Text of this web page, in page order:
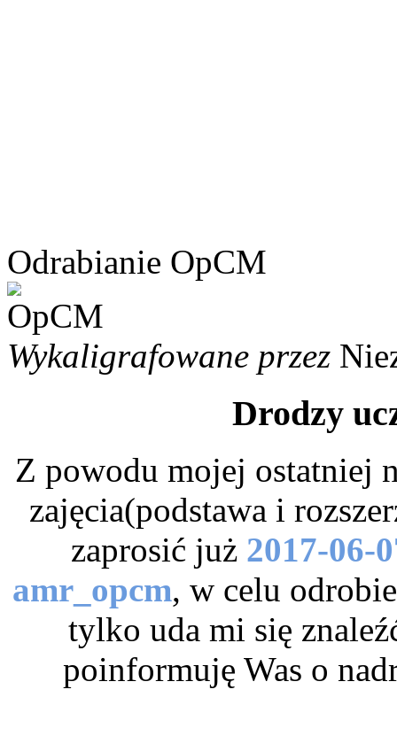
Odrabianie OpCM
Wykaligrafowane przez
Drodzy
Z powodu mojej ostatniej
zajęcia(podstawa i
zaprosić już 2017-06-
amr_opcm, w celu
tylko uda mi się
poinformuję Was o